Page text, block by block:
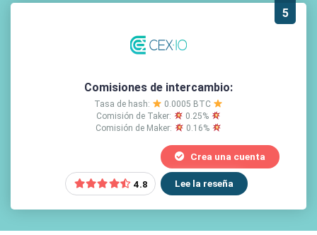
5
Comisiones de intercambio:
Tasa de hash:
0.0005 BTC
Comisión de Taker:
0.25%
Comisión de Maker:
0.16%
4.8
Crea una cuenta
Lee la reseña